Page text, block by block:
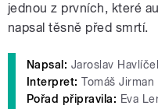
jednou z prvních, které
napsal těsně před smrtí.
Napsal: Jaroslav
Interpret: Tomáš Jirman
Pořad připravila: Eva